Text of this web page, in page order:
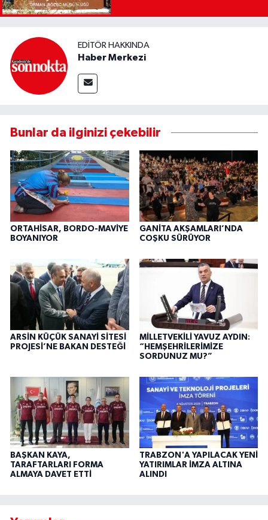
EDITÖR HAKKINDA
Haber Merkezi
Bunlar da ilginizi çekebilir
ORTAHİSAR, BORDO-MAVİYE
BOYANIYOR
GANİTA AKŞAMLARI’NDA
COŞKU SÜRÜYOR
ARSİN KÜÇÜK SANAYİ SİTESİ
PROJESİ’NE BAKAN DESTEĞİ
MİLLETVEKİLİ YAVUZ AYDIN:
“HEMŞEHRİLERİMİZE
SORDUNUZ MU?”
BAŞKAN KAYA,
TARAFTARLARI FORMA
ALMAYA DAVET ETTİ
TRABZON'A YAPILACAK YENİ
YATIRIMLAR İMZA ALTINA
ALINDI